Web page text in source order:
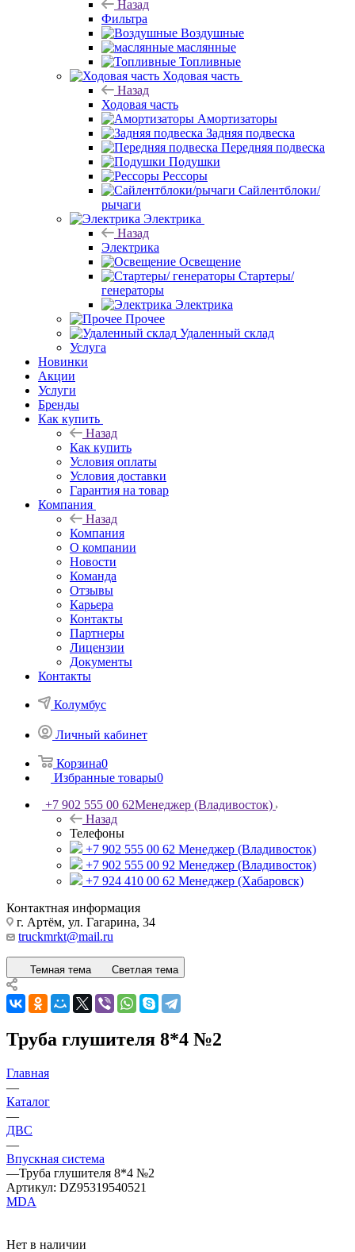
Назад
Фильтра
Воздушные
маслянные
Топливные
Ходовая часть
Назад
Ходовая часть
Амортизаторы
Задняя подвеска
Передняя подвеска
Подушки
Рессоры
Сайлентблоки/
рычаги
Электрика
Назад
Электрика
Освещение
Стартеры/
генераторы
Электрика
Прочее
Удаленный склад
Услуга
Новинки
Акции
Услуги
Бренды
Как купить
Назад
Как купить
Условия оплаты
Условия доставки
Гарантия на товар
Компания
Назад
Компания
О компании
Новости
Команда
Отзывы
Карьера
Контакты
Партнеры
Лицензии
Документы
Контакты
Колумбус
Личный кабинет
Корзина0
Избранные товары0
+7 902 555 00 62Менеджер (Владивосток)
Назад
Телефоны
+7 902 555 00 62 Менеджер (Владивосток)
+7 902 555 00 92 Менеджер (Владивосток)
+7 924 410 00 62 Менеджер (Хабаровск)
Контактная информация
г. Артём, ул. Гагарина, 34
truckmrkt@mail.ru
Темная тема Светлая тема
Труба глушителя 8*4 №2
Главная
—
Каталог
—
ДВС
—
Впускная система
—Труба глушителя 8*4 №2
Артикул: DZ95319540521
MDA
Нет в наличии